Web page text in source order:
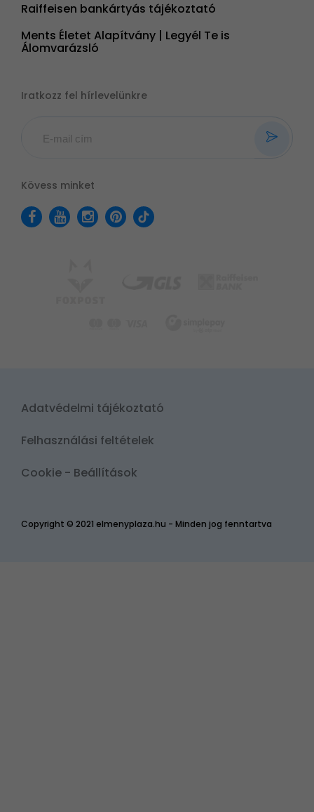
Raiffeisen bankártyás tájékoztató
Ments Életet Alapítvány | Legyél Te is
Álomvarázsló
Iratkozz fel hírlevelünkre
Kövess minket
Copyright © 2021 elmenyplaza.hu - Minden jog fenntartva
Adatvédelmi tájékoztató
Felhasználási feltételek
Cookie - Beállítások